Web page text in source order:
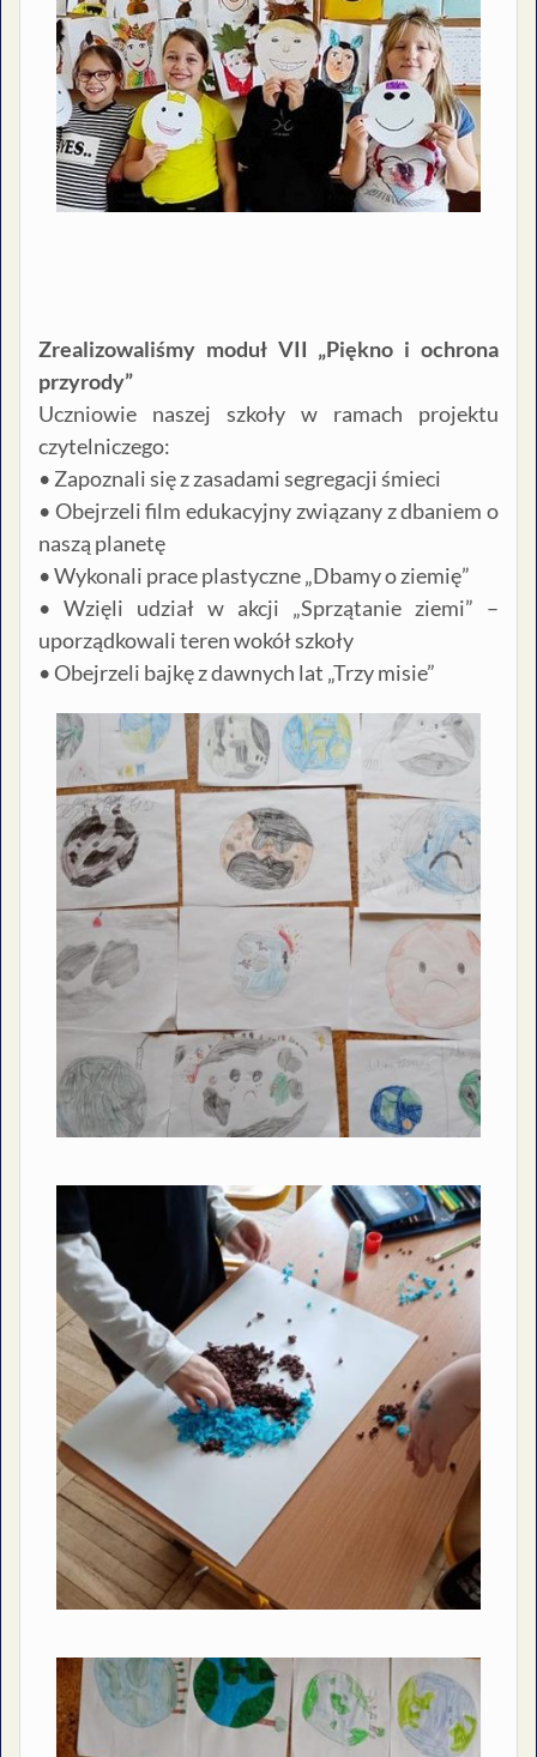
Zrealizowaliśmy moduł VII „Piękno i ochrona
przyrody”
Uczniowie naszej szkoły w ramach projektu
czytelniczego:
• Zapoznali się z zasadami segregacji śmieci
• Obejrzeli film edukacyjny związany z dbaniem o
naszą planetę
• Wykonali prace plastyczne „Dbamy o ziemię”
• Wzięli udział w akcji „Sprzątanie ziemi” –
uporządkowali teren wokół szkoły
• Obejrzeli bajkę z dawnych lat „Trzy misie”